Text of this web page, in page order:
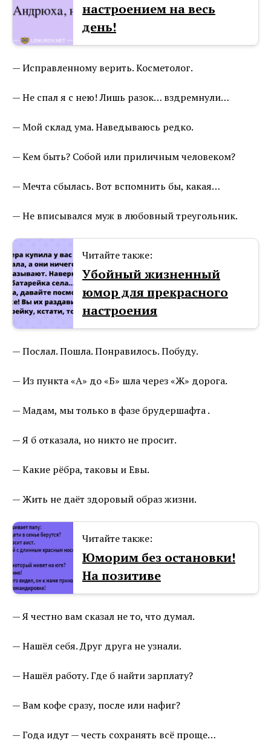
настроением на весь
день!
— Исправленному верить. Косметолог.
— Не спал я с нею! Лишь разок… вздремнули…
— Мой склад ума. Наведываюсь редко.
— Кем быть? Собой или приличным человеком?
— Мечта сбылась. Вот вспомнить бы, какая…
— Не вписывался муж в любовный треугольник.
Читайте также:
Убойный жизненный
юмор для прекрасного
настроения
— Послал. Пошла. Понравилось. Побуду.
— Из пункта «А» до «Б» шла через «Ж» дорога.
— Мадам, мы только в фазе брудершафта .
— Я б отказала, но никто не просит.
— Какие рёбра, таковы и Евы.
— Жить не даёт здоровый образ жизни.
Читайте также:
Юморим без остановки!
На позитиве
— Я честно вам сказал не то, что думал.
— Нашёл себя. Друг друга не узнали.
— Нашёл работу. Где б найти зарплату?
— Вам кофе сразу, после или нафиг?
— Года идут — честь сохранять всё проще…